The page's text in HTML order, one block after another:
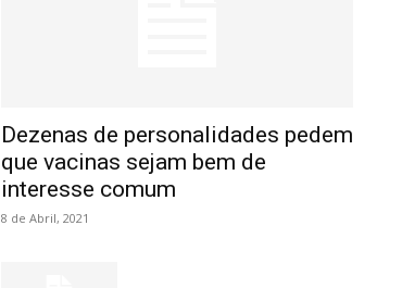
Dezenas de personalidades pedem
que vacinas sejam bem de
interesse comum
8 de Abril, 2021